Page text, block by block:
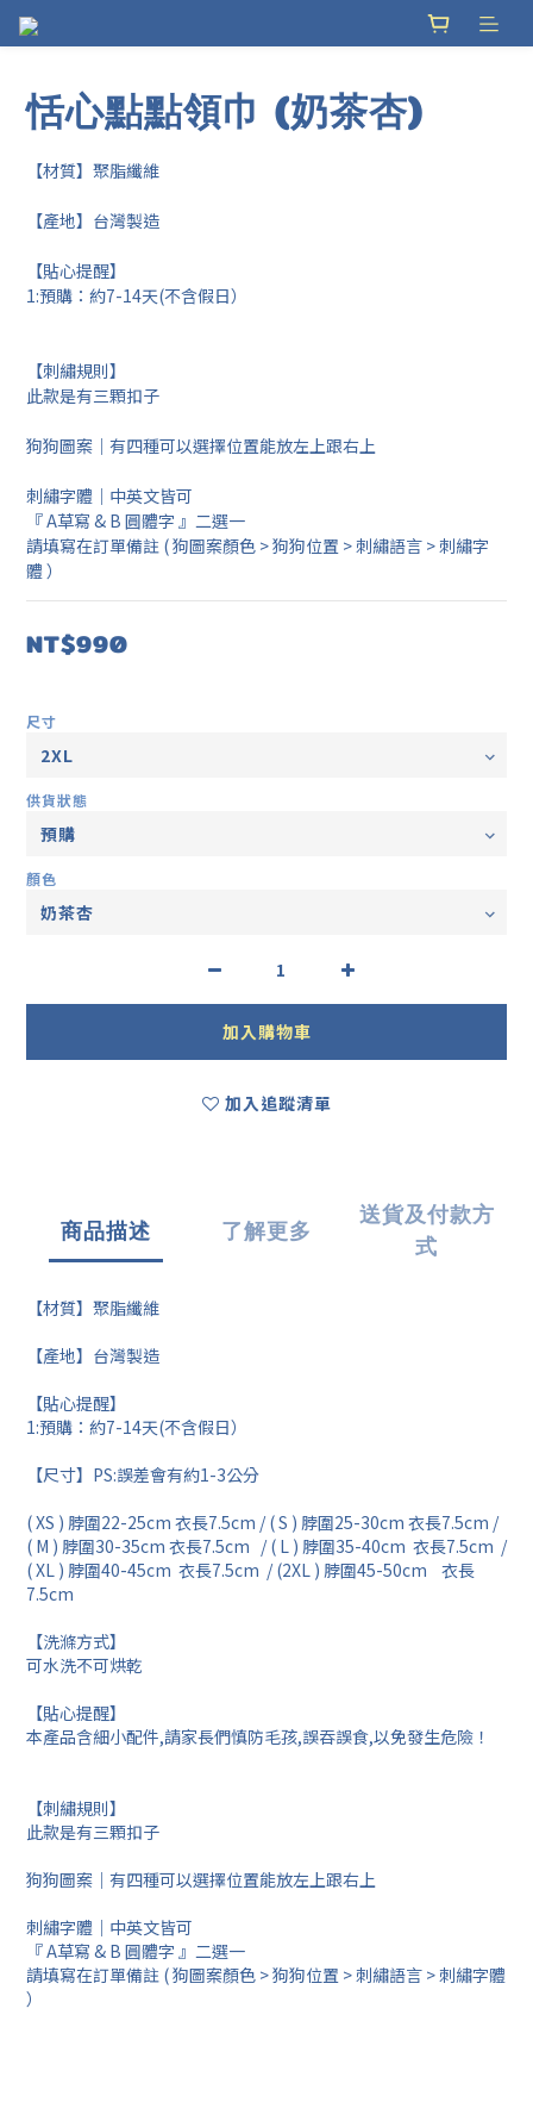
恬心點點領巾 (奶茶杏)
【材質】聚脂纖維
【產地】台灣製造
【貼心提醒】
1:預購：約7-14天(不含假日）
【刺繡規則】
此款是有三顆扣子
狗狗圖案｜有四種可以選擇位置能放左上跟右上
刺繡字體｜中英文皆可
『 A草寫 & B 圓體字 』二選一
請填寫在訂單備註 ( 狗圖案顏色 > 狗狗位置 > 刺繡語言 > 刺繡字
體 ）
NT$990
尺寸
供貨狀態
顏色
加入購物車
加入追蹤清單
商品描述 了解更多
送貨及付款方
式
【材質】聚脂纖維
【產地】台灣製造
【貼心提醒】
1:預購：約7-14天(不含假日）
【尺寸】PS:誤差會有約1-3公分
( XS ) 脖圍22-25cm 衣長7.5cm / ( S ) 脖圍25-30cm 衣長7.5cm /
( M ) 脖圍30-35cm 衣長7.5cm / ( L ) 脖圍35-40cm 衣長7.5cm /
( XL ) 脖圍40-45cm 衣長7.5cm / (2XL ) 脖圍45-50cm 衣長
7.5cm
【洗滌方式】
可水洗不可烘乾
【貼心提醒】
本產品含細小配件,請家長們慎防毛孩,誤吞誤食,以免發生危險！
【刺繡規則】
此款是有三顆扣子
狗狗圖案｜有四種可以選擇位置能放左上跟右上
刺繡字體｜中英文皆可
『 A草寫 & B 圓體字 』二選一
請填寫在訂單備註 ( 狗圖案顏色 > 狗狗位置 > 刺繡語言 > 刺繡字體
）